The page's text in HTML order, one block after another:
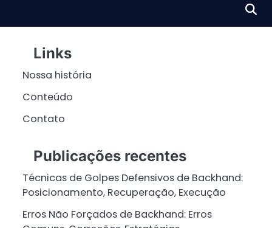
Links
Nossa história
Conteúdo
Contato
Publicações recentes
Técnicas de Golpes Defensivos de Backhand:
Posicionamento, Recuperação, Execução
Erros Não Forçados de Backhand: Erros